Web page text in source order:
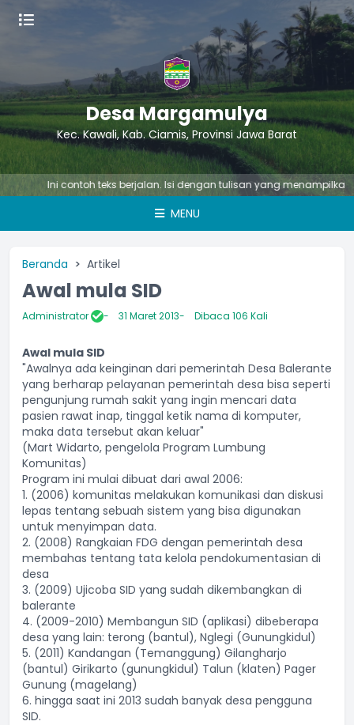
Desa Margamulya
Kec. Kawali, Kab. Ciamis, Provinsi Jawa Barat
Ini contoh teks berjalan. Isi dengan tulisan yang menampilkan
MENU
Beranda Artikel
Awal mula SID
Administrator 31 Maret 2013 Dibaca 106 Kali
Awal mula SID
"Awalnya ada keinginan dari pemerintah Desa Balerante
yang berharap pelayanan pemerintah desa bisa seperti
pengunjung rumah sakit yang ingin mencari data
pasien rawat inap, tinggal ketik nama di komputer,
maka data tersebut akan keluar"
(Mart Widarto, pengelola Program Lumbung
Komunitas)
Program ini mulai dibuat dari awal 2006:
1. (2006) komunitas melakukan komunikasi dan diskusi
lepas tentang sebuah sistem yang bisa digunakan
untuk menyimpan data.
2. (2008) Rangkaian FDG dengan pemerintah desa
membahas tentang tata kelola pendokumentasian di
desa
3. (2009) Ujicoba SID yang sudah dikembangkan di
balerante
4. (2009-2010) Membangun SID (aplikasi) dibeberapa
desa yang lain: terong (bantul), Nglegi (Gunungkidul)
5. (2011) Kandangan (Temanggung) Gilangharjo
(bantul) Girikarto (gunungkidul) Talun (klaten) Pager
Gunung (magelang)
6. hingga saat ini 2013 sudah banyak desa pengguna
SID.